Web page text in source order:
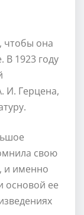
чтобы она
В 1923 году
И. Герцена,
свою
и именно
основой ее